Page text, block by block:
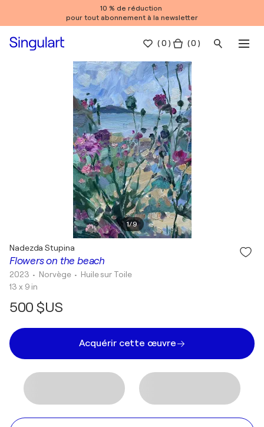
10 % de réduction
pour tout abonnement à la newsletter
(0 ) ( 0 )
1/9
Flowers on the beach
Nadezda Stupina
2023 • Norvège • Huile sur Toile
13 x 9 in
500 $US
Acquérir cette œuvre